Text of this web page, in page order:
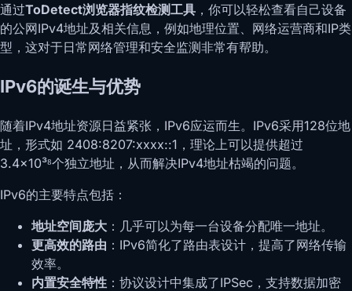
通过ToDetect浏览器指纹检测工具 ，你可以轻松查看自己设备
的公网IPv4地址及相关信息，例如地理位置、网络运营商和IP类
型，这对于日常网络管理和安全监测非常有帮助。
IPv6的诞生与优势
随着IPv4地址资源日益紧张，IPv6应运而生。IPv6采用128位地
址，形式如 2408:8207:xxxx::1，理论上可以提供超过
3.4×10³⁸个独立地址，从而解决IPv4地址枯竭的问题。
IPv6的主要特点包括：
地址空间庞大 ：几乎可以为每一台设备分配唯一地址。
更高效的路由 ：IPv6简化了路由表设计，提高了网络传输
效率。
内置安全特性 ：协议设计中集成了IPSec，支持数据加密